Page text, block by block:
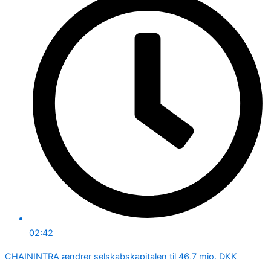
02:42
CHAININTRA ændrer selskabskapitalen til 46,7 mio. DKK